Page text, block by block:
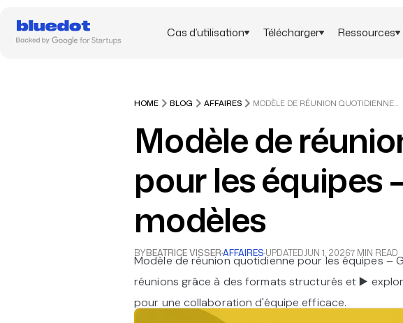
Cas d’utilisation Télécharger Ressources
HOME BLOG AFFAIRES MODÈLE DE RÉUNION QUOTIDIENNE POUR LES ÉQUIPES – GUIDE ET MODÈLES
Modèle de
pour les équipes
modèles
BYBEATRICE VISSER·AFFAIRES·UPDATEDJUN 1, 20267 MIN READ
Modèle de réunion quotidienne pour les équipes –
réunions grâce à des formats structurés et ▶️
pour une collaboration d'équipe efficace.